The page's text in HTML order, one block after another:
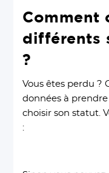
Comment
différents
?
Vous êtes perdu ?
données à
choisir son statut.
: